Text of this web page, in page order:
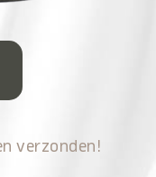
verzonden!